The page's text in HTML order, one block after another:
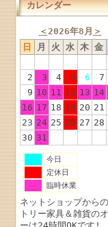
カレンダー
＜2026年8月 ＞
日
月 火 水 木 金
2
3 4 5 6 7
9 10 11 12 13 14
16 17 18 19 20 21
23 24 25 26 27 28
30 31
今日
定休日
臨時休業
ネットショップから
トリー家具＆雑貨の